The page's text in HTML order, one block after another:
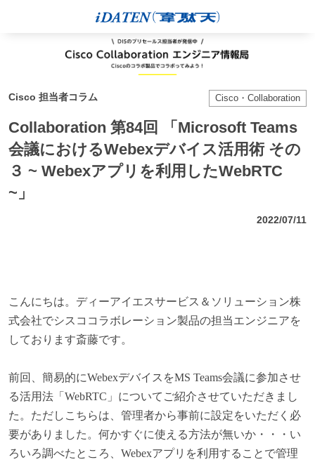
Cisco 担当者コラム Cisco・Collaboration
Collaboration 第84回 「Microsoft Teams
会議におけるWebexデバイス活用術 その
３ ~ Webexアプリを利用したWebRTC
~」
2022/07/11
こんにちは。ディーアイエスサービス＆ソリューション株
式会社でシスココラボレーション製品の担当エンジニアを
しております斎藤です。
前回、簡易的にWebexデバイスをMS Teams会議に参加させ
る活用法「WebRTC」についてご紹介させていただきまし
た。ただしこちらは、管理者から事前に設定をいただく必
要がありました。何かすぐに使える方法が無いか・・・い
ろいろ調べたところ、Webexアプリを利用することで管理